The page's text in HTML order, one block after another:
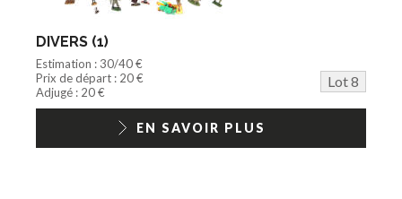
DIVERS (1)
Estimation : 30/40 €
Prix de départ : 20 €
Lot 8
Adjugé : 20 €
EN SAVOIR PLUS